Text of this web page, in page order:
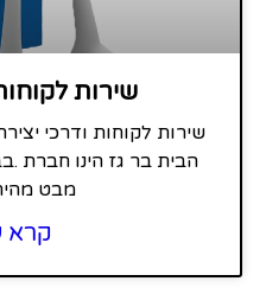
שירות
שירות לקוחות ודרכי
הבית בר גז הינו חברת
מבט
קרא